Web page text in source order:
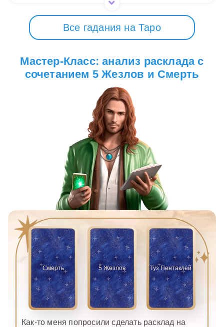
Все гадания на Таро
Мастер-Класс: анализ расклада с
сочетанием 5 Жезлов и Смерть
Смерть 5 Жезлов Туз Пентаклей
Как-то меня попросили сделать расклад на